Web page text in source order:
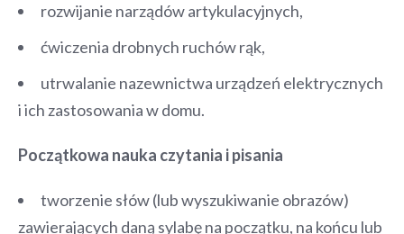
rozwijanie narządów artykulacyjnych,
ćwiczenia drobnych ruchów rąk,
utrwalanie nazewnictwa urządzeń elektrycznych
i ich zastosowania w domu.
Początkowa nauka czytania i pisania
tworzenie słów (lub wyszukiwanie obrazów)
zawierających daną sylabę na początku, na końcu lub